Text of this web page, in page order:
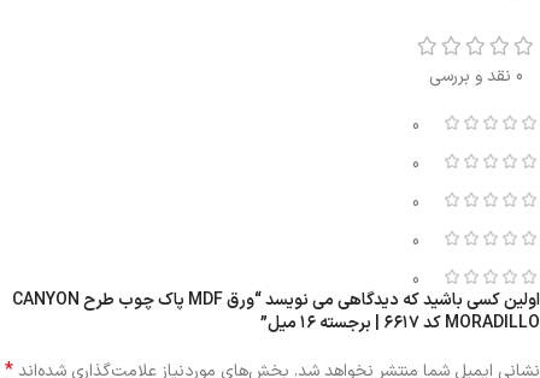
0 نقد و بررسی
0
0
0
0
0
اولین کسی باشید که دیدگاهی می نویسد “ورق MDF پاک چوب طرح CANYON
MORADILLO کد ۶۶۱۷ | برجسته ۱۶ میل”
نشانی ایمیل شما منتشر نخواهد شد. بخش‌های موردنیاز علامت‌گذاری شده‌اند*